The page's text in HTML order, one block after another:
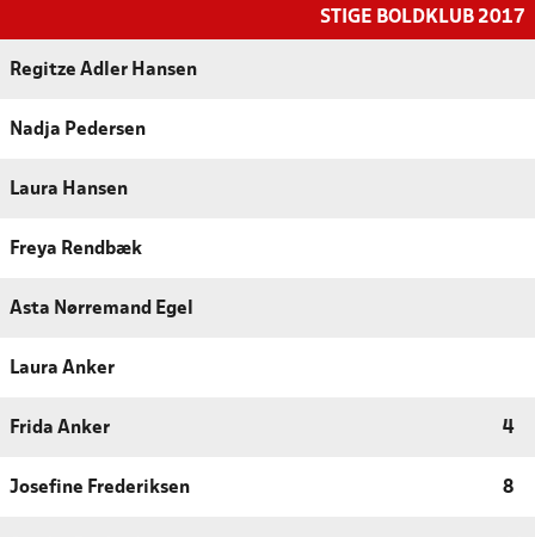
STIGE BOLDKLUB 2017
Regitze Adler Hansen
Nadja Pedersen
Laura Hansen
Freya Rendbæk
Asta Nørremand Egel
Laura Anker
Frida Anker 4
Josefine Frederiksen 8